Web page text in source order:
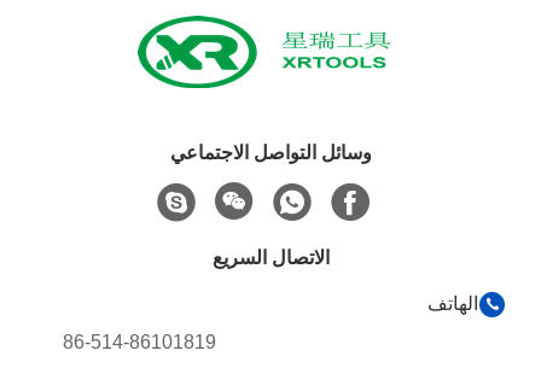
وسائل التواصل الاجتماعي
الاتصال السريع
الهاتف
86-514-86101819